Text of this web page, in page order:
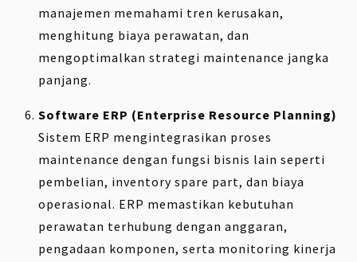
manajemen memahami tren kerusakan,
menghitung biaya perawatan, dan
mengoptimalkan strategi maintenance jangka
panjang.
Software ERP (Enterprise Resource Planning)
Sistem ERP mengintegrasikan proses
maintenance dengan fungsi bisnis lain seperti
pembelian, inventory spare part, dan biaya
operasional. ERP memastikan kebutuhan
perawatan terhubung dengan anggaran,
pengadaan komponen, serta monitoring kinerja